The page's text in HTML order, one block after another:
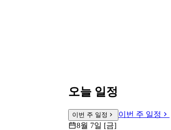
오늘 일정
이번 주 일정
이번 주 일정
8월 7일 [금]